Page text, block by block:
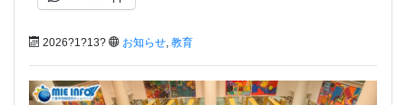
2026?1?13? お知らせ, 教育